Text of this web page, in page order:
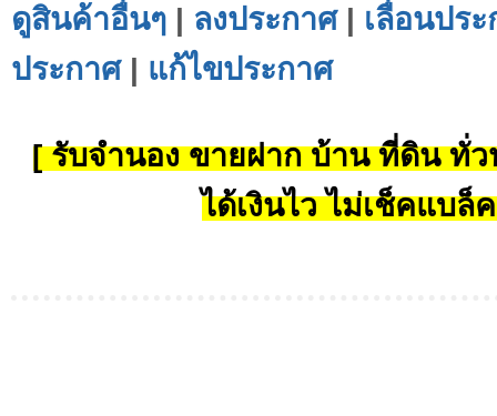
ดูสินค้าอื่นๆ | ลงประกาศ| เลื่อนปร
ประกาศ| แก้ไขประกาศ
[ รับจำนอง ขายฝาก บ้าน ที่ดิน ทั่ว
ได้เงินไว ไม่เช็คแบล็